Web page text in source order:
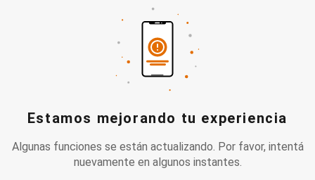
Estamos mejorando tu experiencia
Algunas funciones se están actualizando. Por favor, intentá
nuevamente en algunos instantes.